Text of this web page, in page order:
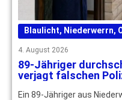
Blaulicht, Niederwerrn,
4. August 2026
89-Jähriger
verjagt falschen
Ein 89-Jähriger aus